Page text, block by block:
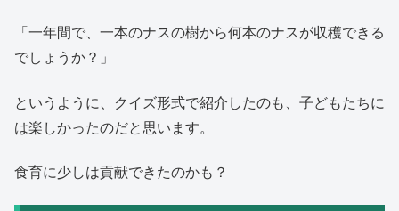
「一年間で、一本のナスの樹から何本のナスが収穫できる
でしょうか？」
というように、クイズ形式で紹介したのも、子どもたちに
は楽しかったのだと思います。
食育に少しは貢献できたのかも？